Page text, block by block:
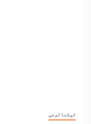
ٹیکنالوجی